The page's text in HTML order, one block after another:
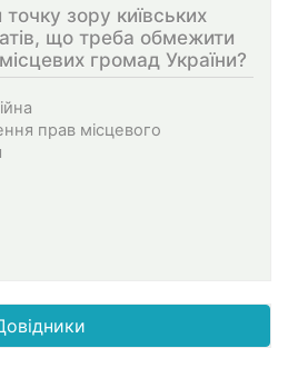
зору київських
що треба обмежити
громад України?
прав місцевого